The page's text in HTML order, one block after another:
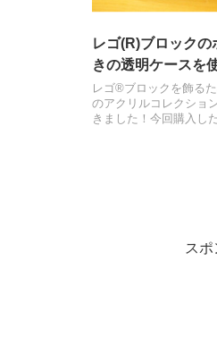
レゴ(R)ブロック
きの透明ケースを
レゴ®ブロックを飾る
のアクリルコレクショ
きました！今回購入し
スポ